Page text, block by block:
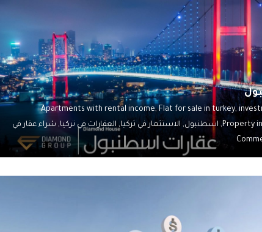
Apartments with rental income,Flat for sale in turkey,
Property اسطنبول, الاستثمار في تركيا, العقارات في تركيا, شراء عقار في